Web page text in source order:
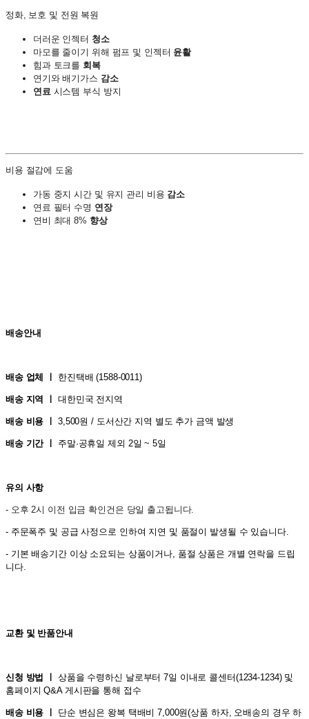
정화, 보호 및 전원 복원
더러운 인젝터 청소
마모를 줄이기 위해 펌프 및 인젝터 윤활
힘과 토크를 회복
연기와 배기가스 감소
연료 시스템 부식 방지
비용 절감에 도움
가동 중지 시간 및 유지 관리 비용 감소
연료 필터 수명 연장
연비 최대 8% 향상
배송안내
배송 업체 ㅣ 한진택배 (1588-0011)
배송 지역 ㅣ 대한민국 전지역
배송 비용 ㅣ 3,500원 / 도서산간 지역 별도 추가 금액 발생
배송 기간 ㅣ 주말·공휴일 제외 2일 ~ 5일
유의 사항
- 오후 2시 이전 입금 확인건은 당일 출고됩니다.
- 주문폭주 및 공급 사정으로 인하여 지연 및 품절이 발생될 수 있습니다.
- 기본 배송기간 이상 소요되는 상품이거나, 품절 상품은 개별 연락을 드립
니다.
교환 및 반품안내
신청 방법 ㅣ 상품을 수령하신 날로부터 7일 이내로 콜센터(1234-1234) 및
홈페이지 Q&A 게시판을 통해 접수
배송 비용 ㅣ
단순 변심은 왕복 택배비 7,000원(상품 하자, 오배송의 경우 하